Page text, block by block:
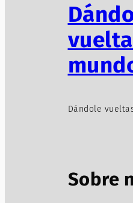
Dándole
Sobre